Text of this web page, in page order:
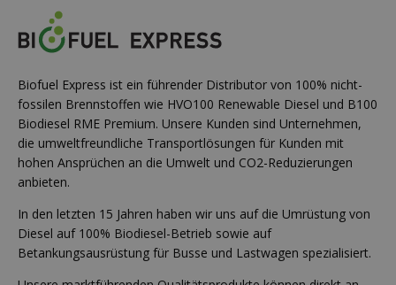
Biofuel Express ist ein führender Distributor von 100% nicht-
fossilen Brennstoffen wie HVO100 Renewable Diesel und B100
Biodiesel RME Premium. Unsere Kunden sind Unternehmen,
die umweltfreundliche Transportlösungen für Kunden mit
hohen Ansprüchen an die Umwelt und CO2-Reduzierungen
anbieten.
In den letzten 15 Jahren haben wir uns auf die Umrüstung von
Diesel auf 100% Biodiesel-Betrieb sowie auf
Betankungsausrüstung für Busse und Lastwagen spezialisiert.